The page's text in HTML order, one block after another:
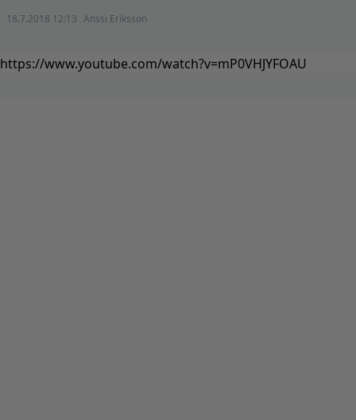
18.7.2018 12:13 Anssi Eriksson
https://www.youtube.com/watch?v=mP0VHJYFOAU